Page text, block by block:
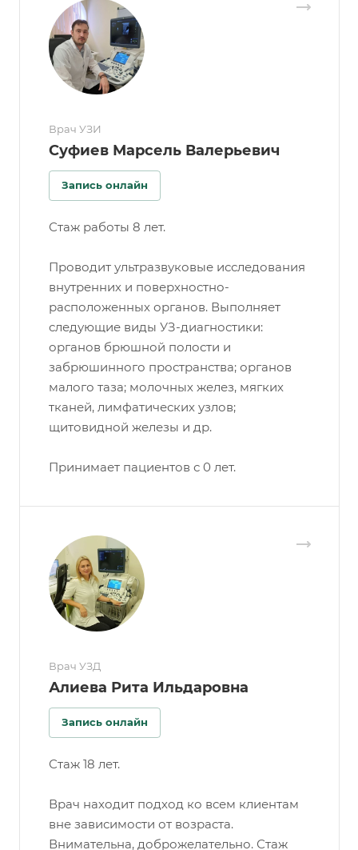
Врач УЗИ
Суфиев Марсель Валерьевич
Запись онлайн
Стаж работы 8 лет.
Проводит ультразвуковые исследования
внутренних и поверхностно-
расположенных органов. Выполняет
следующие виды УЗ-диагностики:
органов брюшной полости и
забрюшинного пространства; органов
малого таза; молочных желез, мягких
тканей, лимфатических узлов;
щитовидной железы и др.
Принимает пациентов с 0 лет.
Врач УЗД
Алиева Рита Ильдаровна
Запись онлайн
Стаж 18 лет.
Врач находит подход ко всем клиентам
вне зависимости от возраста.
Внимательна, доброжелательно. Стаж